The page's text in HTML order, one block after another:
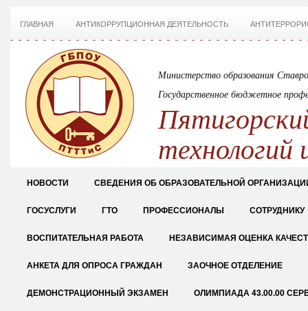
ГЛАВНАЯ АНТИКОРРУПЦИОННАЯ ДЕЯТЕЛЬНОСТЬ
Министерство образования
Государственное бюджетное
технологий
НОВОСТИ СВЕДЕНИЯ ОБ ОБРАЗОВАТЕЛЬНОЙ
ГОСУСЛУГИ ГТО ПРОФЕССИОНАЛЫ СОТРУДНИКУ
ВОСПИТАТЕЛЬНАЯ РАБОТА НЕЗАВИСИМАЯ ОЦЕНКА
АНКЕТА ДЛЯ ОПРОСА ГРАЖДАН ЗАОЧНОЕ ОТДЕЛЕНИЕ
ДЕМОНСТРАЦИОННЫЙ ЭКЗАМЕН ОЛИМПИАДА 43.00.00